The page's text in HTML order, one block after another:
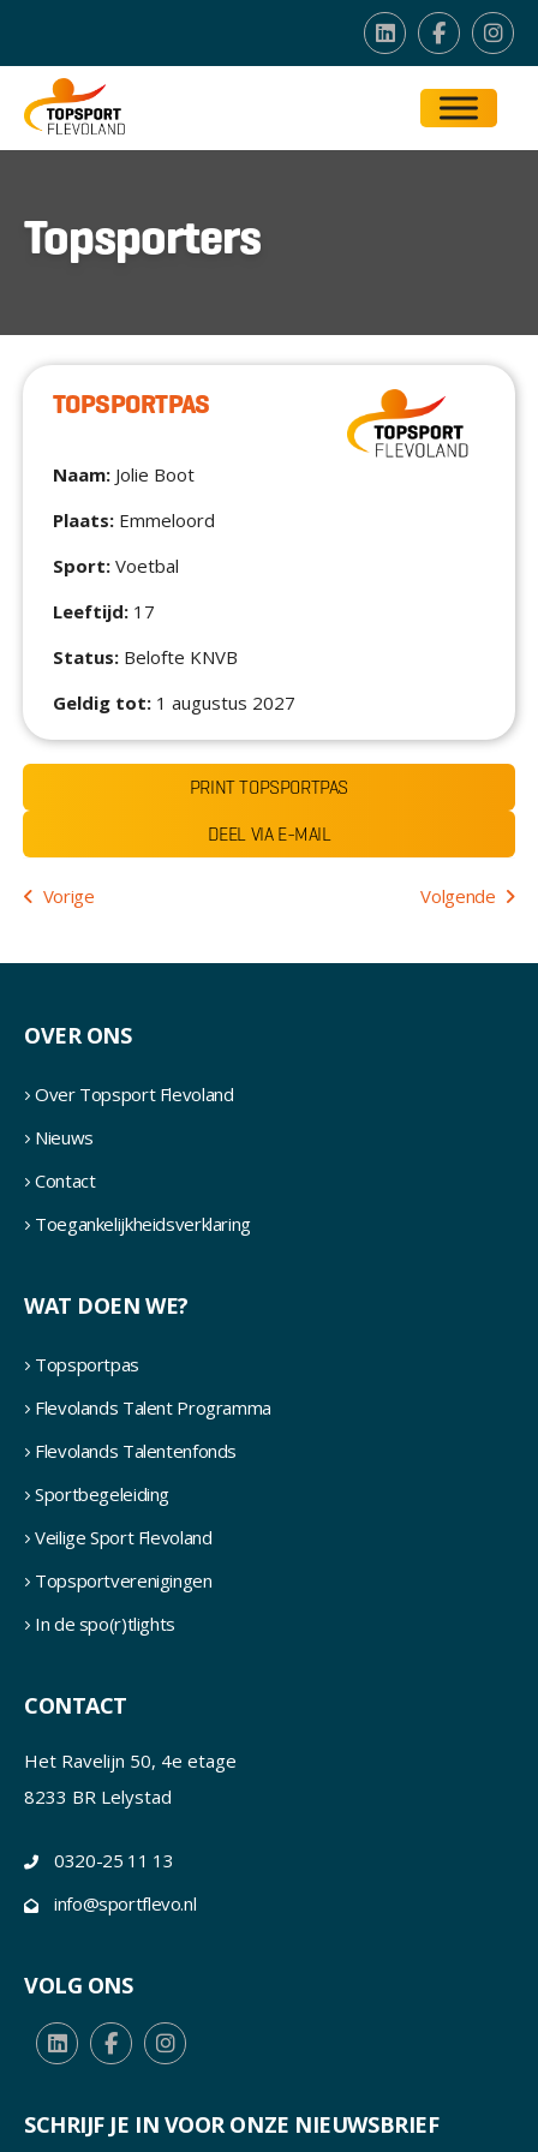
Topsporters
TOPSPORTPAS
Naam: Jolie Boot
Plaats: Emmeloord
Sport: Voetbal
Leeftijd: 17
Status: Belofte KNVB
Geldig tot: 1 augustus 2027
PRINT TOPSPORTPAS
DEEL VIA E-MAIL
navigatie
Vorige Volgende
OVER ONS
Over Topsport Flevoland
Nieuws
Contact
Toegankelijkheidsverklaring
WAT DOEN WE?
Topsportpas
Flevolands Talent Programma
Flevolands Talentenfonds
Sportbegeleiding
Veilige Sport Flevoland
Topsportverenigingen
In de spo(r)tlights
CONTACT
Het Ravelijn 50, 4e etage
8233 BR Lelystad
0320-25 11 13
info@sportflevo.nl
VOLG ONS
SCHRIJF JE IN VOOR ONZE NIEUWSBRIEF